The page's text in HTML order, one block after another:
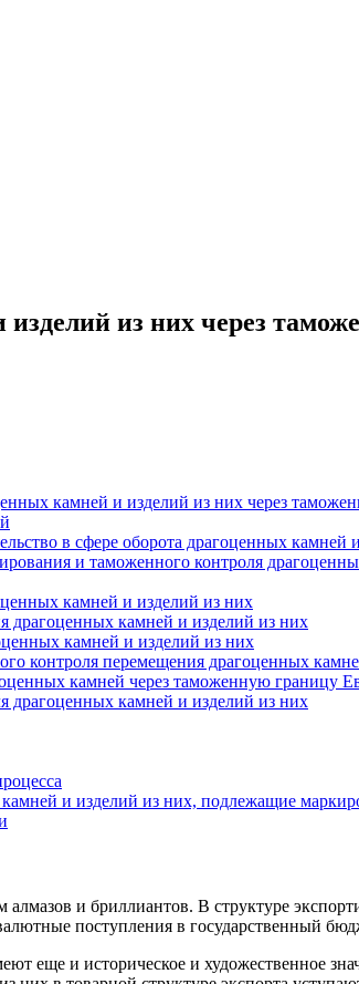
из них через
камней и изделий из них через
в сфере оборота драгоценных камней
и таможенного контроля
камней и изделий из них
драгоценных камней и изделий из них
камней и изделий из них
контроля перемещения драгоценных
камней через таможенную границу
драгоценных камней и изделий из них
и изделий из них, подлежащие
и бриллиантов. В структуре
поступления в государственный
еще и историческое и художественное